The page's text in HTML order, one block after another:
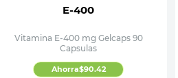
E-400
Vitamina E-400 mg Gelcaps 90
Capsulas
Ahorra$90.42